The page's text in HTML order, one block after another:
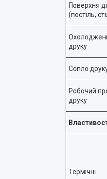
Поверхня
(постіль,
друку
Сопло
Робочий
друку
Термічні